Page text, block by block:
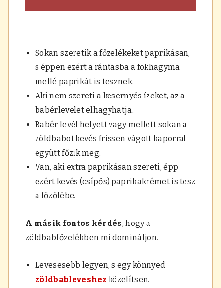
Sokan szeretik a főzelékeket paprikásan,
s éppen ezért a rántásba a fokhagyma
mellé paprikát is tesznek.
Aki nem szereti a kesernyés ízeket, az a
babérlevelet elhagyhatja.
Babér levél helyett vagy mellett sokan a
zöldbabot kevés frissen vágott kaporral
együtt főzik meg.
Van, aki extra paprikásan szereti, épp
ezért kevés (csípős) paprikakrémet is tesz
a főzőlébe.
A másik fontos kérdés, hogy a
zöldbabfőzelékben mi domináljon.
Levesesebb legyen, s egy könnyed
zöldbableveshez közelítsen.